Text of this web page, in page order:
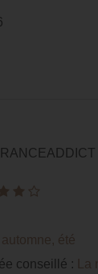
automne, été
conseillé :